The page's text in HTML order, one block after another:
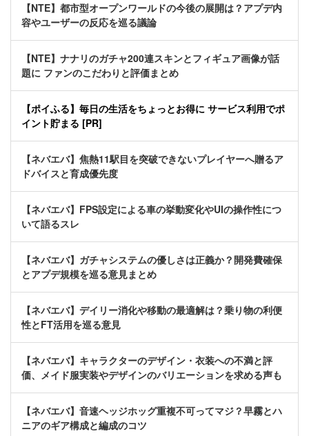
【NTE】都市型オープンワールドの今後の展開は？アプデ内
容やユーザーの反応を巡る議論
【NTE】ナナリのガチャ200連スキンとフィギュア画像が話
題に ファンのこだわりと評価まとめ
【ポイふる】毎日の生活をちょっとお得に サービス利用でポ
イント貯まる [PR]
【ネバエバ】焦熱11駅目を突破できないプレイヤーへ贈るア
ドバイスと育成優先度
【ネバエバ】FPS設定による車の挙動変化やUIの操作性につ
いて語るスレ
【ネバエバ】ガチャシステムの優しさは正義か？開発費確保
とアプデ規模を巡る意見まとめ
【ネバエバ】デイリー消化や移動の最適解は？乗り物の利便
性とFT活用を巡る意見
【ネバエバ】キャラクターのデザイン・衣装への不満と評
価、メイド服実装やデザインのバリエーションを求める声も
【ネバエバ】音速ヘッジホッグ重複不可ってマジ？早霧とハ
ニアのギア構成と編成のコツ